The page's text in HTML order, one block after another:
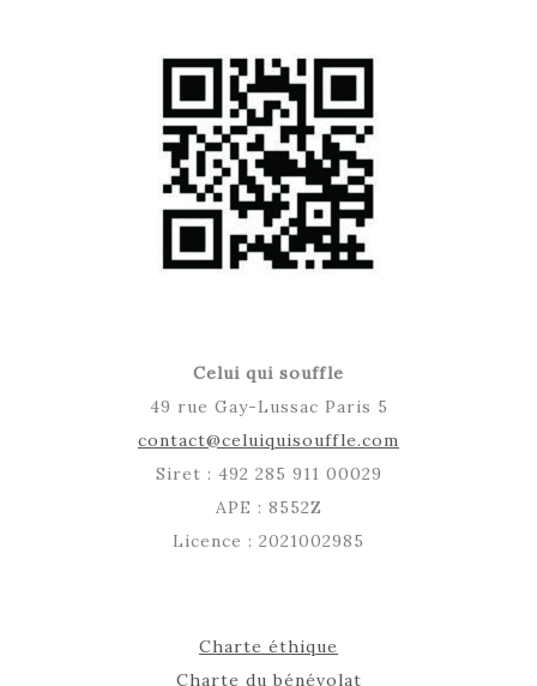
Celui qui souffle
49 rue Gay-Lussac Paris 5
contact@celuiquisouffle.com
Siret : 492 285 911 00029
APE : 8552Z
Licence : 2021002985
Charte éthique
Charte du bénévolat